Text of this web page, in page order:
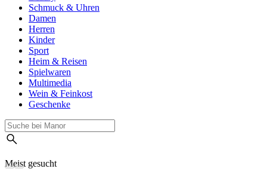
Schmuck & Uhren
Damen
Herren
Kinder
Sport
Heim & Reisen
Spielwaren
Multimedia
Wein & Feinkost
Geschenke
Meist gesucht